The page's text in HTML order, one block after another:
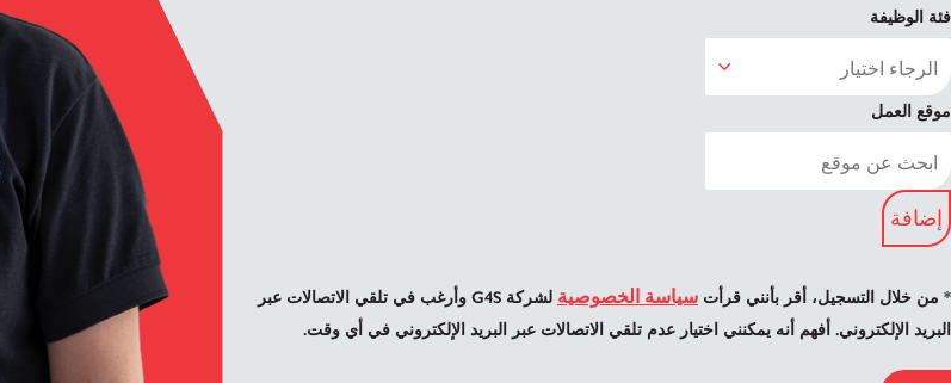
فئة الوظيفة
موقع العمل
إضافة
* من خلال التسجيل، أقر بأنني قرأت سياسة الخصوصية
لشركة G4S وأرغب في تلقي الاتصالات عبر
البريد الإلكتروني. أفهم أنه يمكنني اختيار عدم تلقي الاتصالات عبر البريد الإلكتروني في أي وقت.